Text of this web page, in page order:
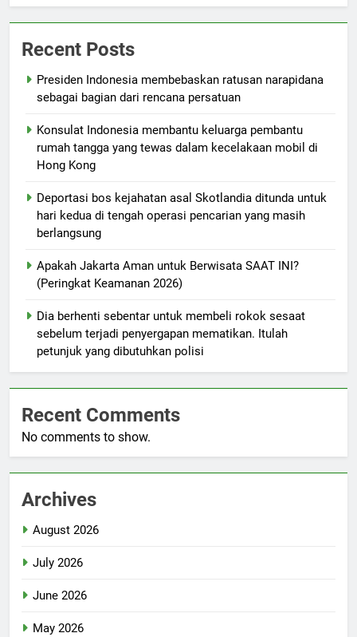
Recent Posts
Presiden Indonesia membebaskan ratusan narapidana
sebagai bagian dari rencana persatuan
Konsulat Indonesia membantu keluarga pembantu
rumah tangga yang tewas dalam kecelakaan mobil di
Hong Kong
Deportasi bos kejahatan asal Skotlandia ditunda untuk
hari kedua di tengah operasi pencarian yang masih
berlangsung
Apakah Jakarta Aman untuk Berwisata SAAT INI?
(Peringkat Keamanan 2026)
Dia berhenti sebentar untuk membeli rokok sesaat
sebelum terjadi penyergapan mematikan. Itulah
petunjuk yang dibutuhkan polisi
Recent Comments
No comments to show.
Archives
August 2026
July 2026
June 2026
May 2026